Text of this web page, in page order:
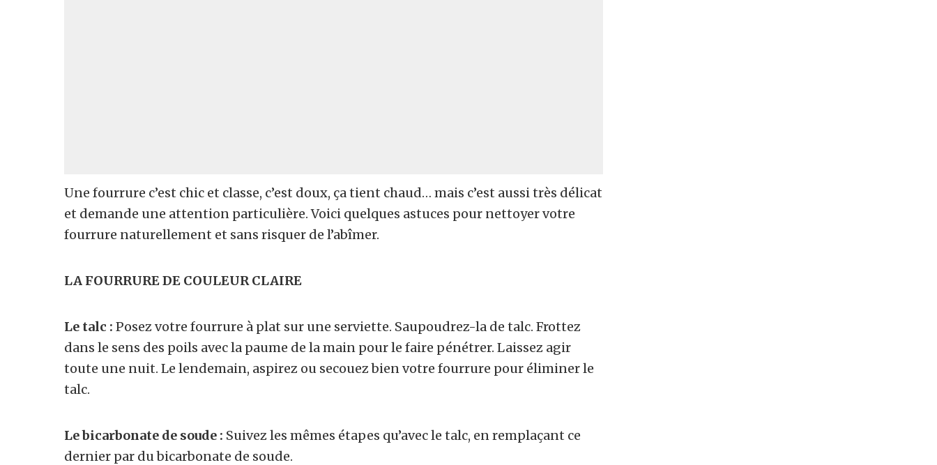
Une fourrure c’est chic et classe, c’est doux, ça tient chaud… mais c’est aussi très délicat
et demande une attention particulière. Voici quelques astuces pour nettoyer votre
fourrure naturellement et sans risquer de l’abîmer.
LA FOURRURE DE COULEUR CLAIRE
Le talc : Posez votre fourrure à plat sur une serviette. Saupoudrez-la de talc. Frottez
dans le sens des poils avec la paume de la main pour le faire pénétrer. Laissez agir
toute une nuit. Le lendemain, aspirez ou secouez bien votre fourrure pour éliminer le
talc.
Lebicarbonate de soude : Suivez les mêmes étapes qu’avec le talc, en remplaçant ce
dernier par du bicarbonate de soude.